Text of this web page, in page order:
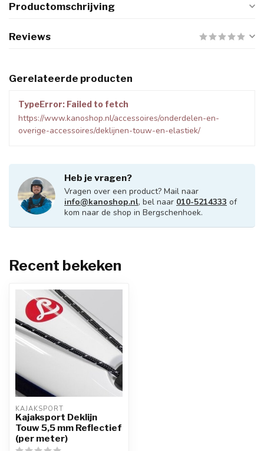
Productomschrijving
Reviews
Gerelateerde producten
TypeError: Failed to fetch
https://www.kanoshop.nl/accessoires/onderdelen-en-
overige-accessoires/deklijnen-touw-en-elastiek/
Heb je vragen?
Vragen over een product? Mail naar
info@kanoshop.nl, bel naar 010-5214333 of
kom naar de shop in Bergschenhoek.
Recent bekeken
KAJAKSPORT
Kajaksport Deklijn
Touw 5,5 mm Reflectief
(per meter)